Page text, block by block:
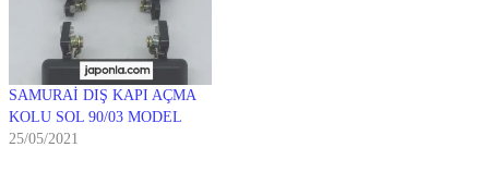
SAMURAİ DIŞ KAPI AÇMA
KOLU SOL 90/03 MODEL
25/05/2021